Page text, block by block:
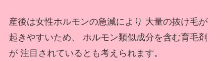
産後は女性ホルモンの急減により 大量の抜け毛が
起きやすいため、 ホルモン類似成分を含む育毛剤
が 注目されているとも考えられます。